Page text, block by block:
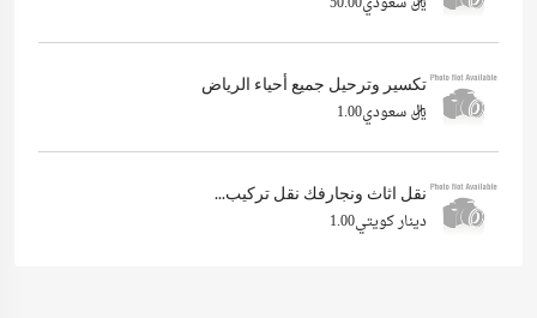
تكسير وترحيل جميع أحياء الرياض
ريال سعودي1.00
نقل اثاث ونجارفك نقل تركيب...
دينار كويتي1.00